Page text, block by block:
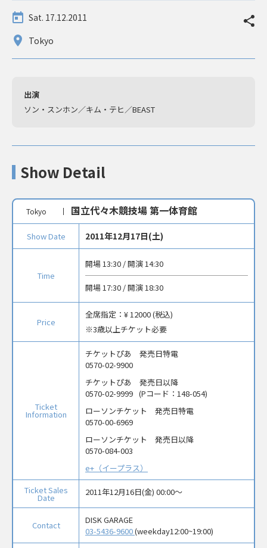
Sat. 17.12.2011
Tokyo
出演
ソン・スンホン／キム・テヒ／BEAST
Show Detail
Tokyo 国立代々木競技場 第一体育館
Show Date 2011年12月17日(土)
Time
開場 13:30 / 開演 14:30
開場 17:30 / 開演 18:30
Price
全席指定： ¥ 12000 (税込)
3歳以上チケット必要
Ticket
Information
チケットぴあ 発売日特電
0570-02-9900
チケットぴあ 発売日以降
0570-02-9999 (Pコード：148-054)
ローソンチケット 発売日特電
0570-00-6969
ローソンチケット 発売日以降
0570-084-003
e+（イープラス）
Ticket Sales
Date
2011年12月16日(金) 00:00〜
Contact
DISK GARAGE
03-5436-9600(weekday12:00~19:00)